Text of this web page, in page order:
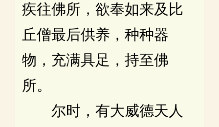
疾往佛所，欲奉如来及比
丘僧最后供养，种种器
物，充满具足，持至佛
所。
尔时，有大威德天人